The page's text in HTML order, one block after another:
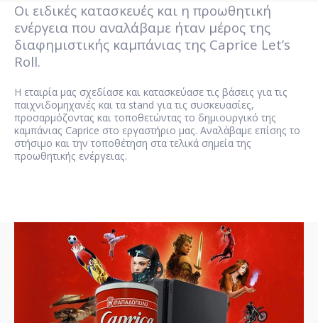
Οι ειδικές κατασκευές και η προωθητική
ενέργεια που αναλάβαμε ήταν μέρος της
διαφημιστικής καμπάνιας της Caprice Let’s
Roll.
Η εταιρία μας σχεδίασε και κατασκεύασε τις βάσεις για τις
παιχνιδομηχανές και τα stand για τις συσκευασίες,
προσαρμόζοντας και τοποθετώντας το δημιουργικό της
καμπάνιας Caprice στο εργαστήριο μας. Αναλάβαμε επίσης το
στήσιμο και την τοποθέτηση στα τελικά σημεία της
προωθητικής ενέργειας.